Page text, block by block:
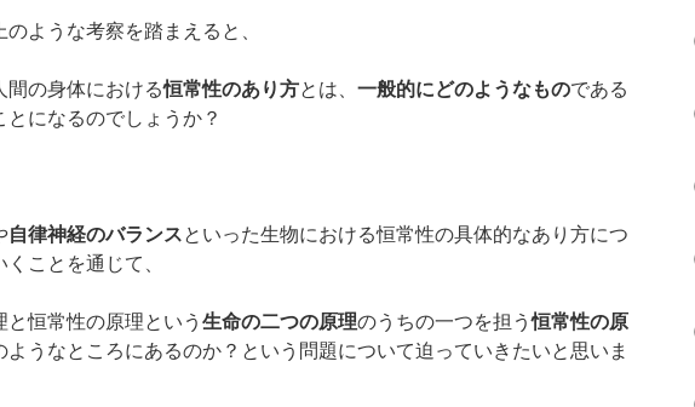
ような考察を踏まえると、
間の身体における恒常性のあり方とは、 一般的にどのようなものである
とになるのでしょうか？
自律神経のバランスといった生物における恒常性の具体的なあり方につ
ことを通じて、
と恒常性の原理という 生命の二つの原理のうちの一つを担う恒常性の原
ようなところにあるのか？という問題について迫っていきたいと思いま